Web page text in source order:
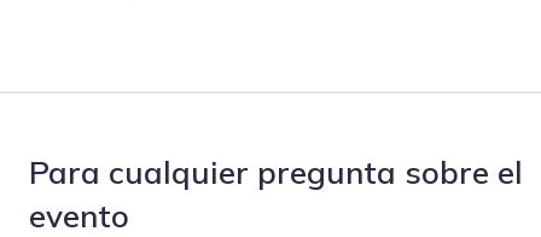
Para cualquier pregunta sobre el
evento